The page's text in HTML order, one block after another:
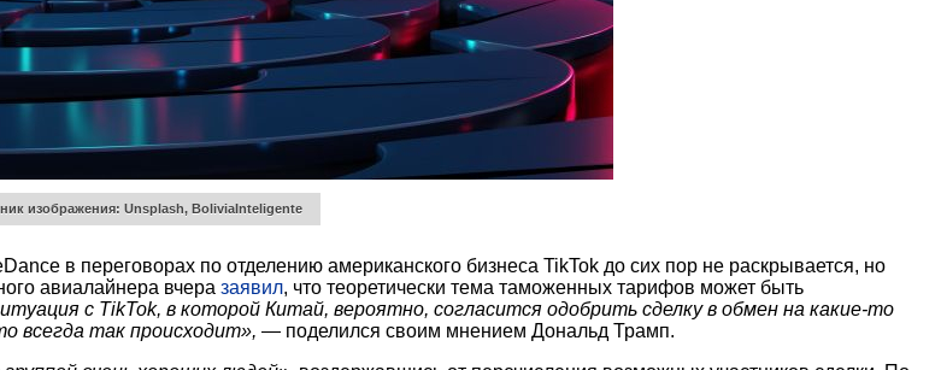
изображения: Unsplash, BoliviaInteligente
в переговорах по отделению американского бизнеса TikTok до сих пор не раскрывается, но
авиалайнера вчера заявил, что теоретически тема таможенных тарифов может быть
с TikTok, в которой Китай, вероятно, согласится одобрить сделку в обмен на какие-то
всегда так происходит», — поделился своим мнением Дональд Трамп.